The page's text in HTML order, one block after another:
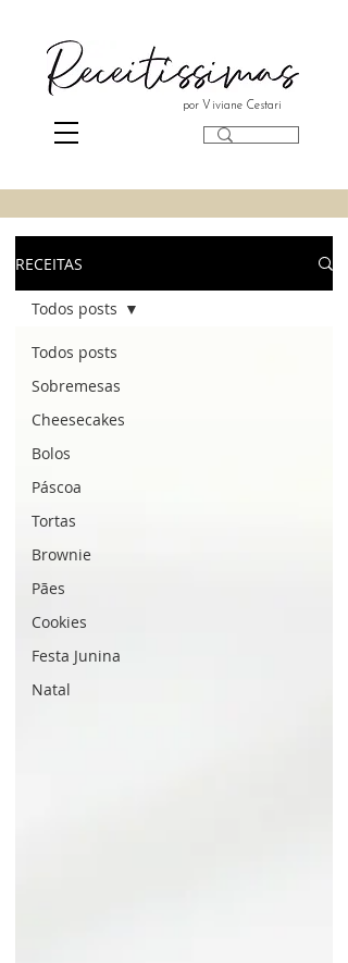
por Viviane Cestari
RECEITAS
Todos posts
Sobremesas
Cheesecakes
Bolos
Páscoa
Tortas
Brownie
Pães
Cookies
Festa Junina
Natal
Todos posts